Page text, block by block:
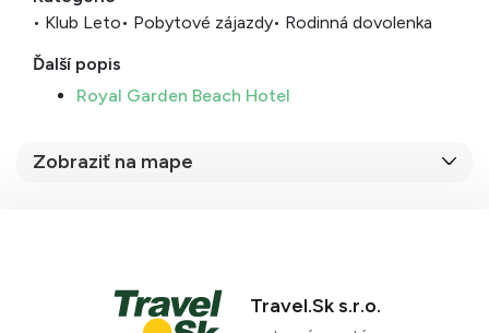
• Klub Leto• Pobytové zájazdy• Rodinná dovolenka
Ďalší popis
Royal Garden Beach Hotel
Zobraziť na mape
Travel.Sk s.r.o.